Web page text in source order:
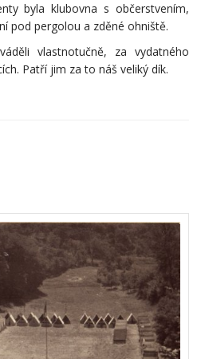
byla klubovna s občerstvením,
pod pergolou a zděné ohniště.
vlastnotučně, za vydatného
Patří jim za to náš veliký dík.